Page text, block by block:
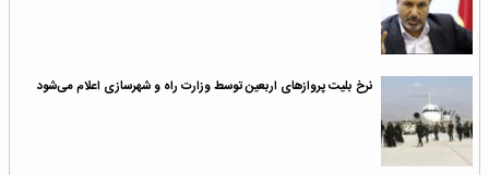
نرخ بلیت پرواز‌های اربعین توسط وزارت راه و شهرسازی اعلام می‌شود